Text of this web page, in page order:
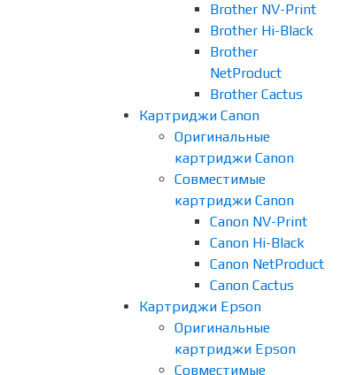
Brother NV-Print
Brother Hi-Black
Brother
NetProduct
Brother Cactus
Картриджи Canon
Оригинальные
картриджи Canon
Совместимые
картриджи Canon
Canon NV-Print
Canon Hi-Black
Canon NetProduct
Canon Cactus
Картриджи Epson
Оригинальные
картриджи Epson
Совместимые